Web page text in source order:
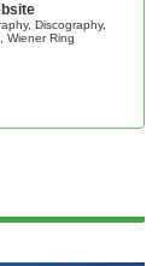
Discography,
Wiener Ring